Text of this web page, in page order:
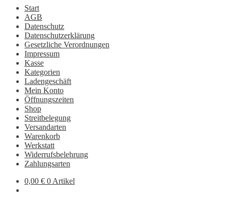
Start
AGB
Datenschutz
Datenschutzerklärung
Gesetzliche Verordnungen
Impressum
Kasse
Kategorien
Ladengeschäft
Mein Konto
Öffnungszeiten
Shop
Streitbelegung
Versandarten
Warenkorb
Werkstatt
Widerrufsbelehrung
Zahlungsarten
0,00 € 0 Artikel